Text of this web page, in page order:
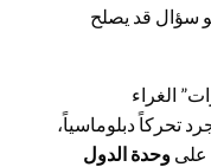
سؤال قد يصلح
الغراء
تحركاً دبلوماسياً،
على وحدة الدول